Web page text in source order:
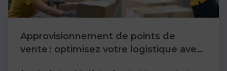
Approvisionnement de points de
vente : optimisez votre logistique avec